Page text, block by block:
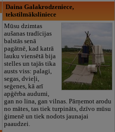
Daina Galakrodzeniece,
tekstilmāksliniece
Mūsu dzimtas
aušanas tradīcijas
balstās senā
pagātnē, kad katrā
lauku viensētā bija
stelles un tajās tika
austs viss: palagi,
segas, dvieļi,
seģenes, kā arī
apģērba audumi,
gan no lina, gan vilnas. Pārņemot arodu
no mātes, tas tiek turpināts, dzīvo mūsu
ģimenē un tiek nodots jaunajai
paaudzei.